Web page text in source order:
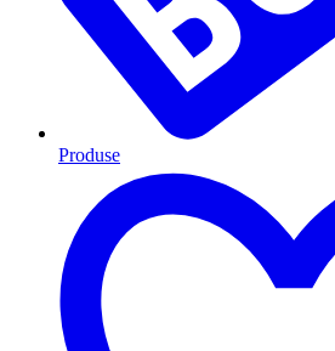
Produse